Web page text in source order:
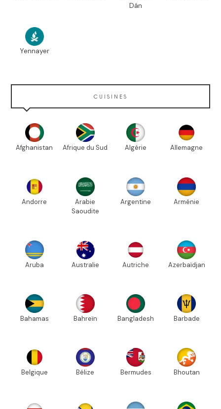
Dán
Yennayer
CUISINES
Afghanistan Afrique du Sud Algérie Allemagne
Andorre
Arabie
Saoudite
Argentine Arménie
Aruba Australie Autriche Azerbaïdjan
Bahamas Bahreïn Bangladesh Barbade
Belgique Bélize Bermudes Bhoutan